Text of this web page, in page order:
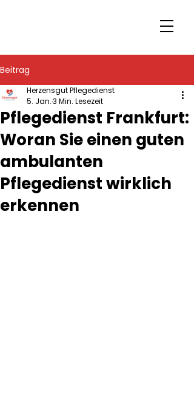
Beitrag
Pflegedienst Frankfurt:
Woran Sie einen guten
ambulanten
Pflegedienst wirklich
erkennen
Herzensgut Pflegedienst
5. Jan.3 Min. Lesezeit